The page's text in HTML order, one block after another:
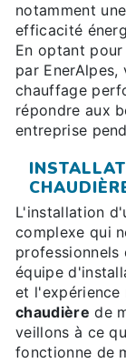
notamment
efficacité
En optant
par
chauffage
répondre aux
entreprise
L'installation
complexe qui
professionnels
équipe
et l'expérience
chaudière de
veillons à ce
fonctionne de